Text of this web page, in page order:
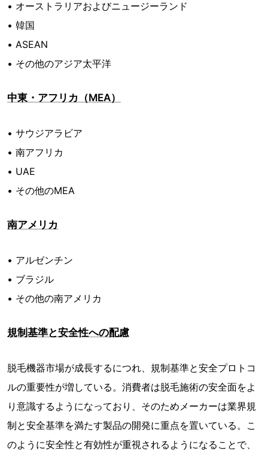
• オーストラリアおよびニュージーランド
• 韓国
• ASEAN
• その他のアジア太平洋
中東・アフリカ（MEA）
• サウジアラビア
• 南アフリカ
• UAE
• その他のMEA
南アメリカ
• アルゼンチン
• ブラジル
• その他の南アメリカ
規制基準と安全性への配慮
脱毛機器市場が成長するにつれ、規制基準と安全プロトコ
ルの重要性が増している。消費者は脱毛施術の安全面をよ
り意識するようになっており、そのためメーカーは業界規
制と安全基準を満たす製品の開発に重点を置いている。こ
のように安全性と有効性が重視されるようになることで、